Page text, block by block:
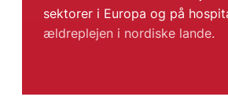
sektorer i Europa og på
ældreplejen i nordiske lande.